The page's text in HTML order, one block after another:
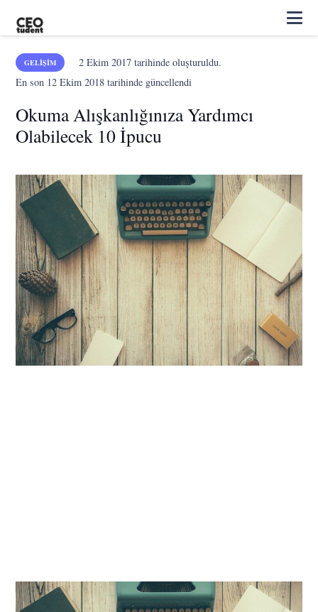
GELIŞIM 2 Ekim 2017tarihinde oluşturuldu.
En son 12 Ekim 2018 tarihinde güncellendi
Okuma Alışkanlığınıza Yardımcı
Olabilecek 10 İpucu